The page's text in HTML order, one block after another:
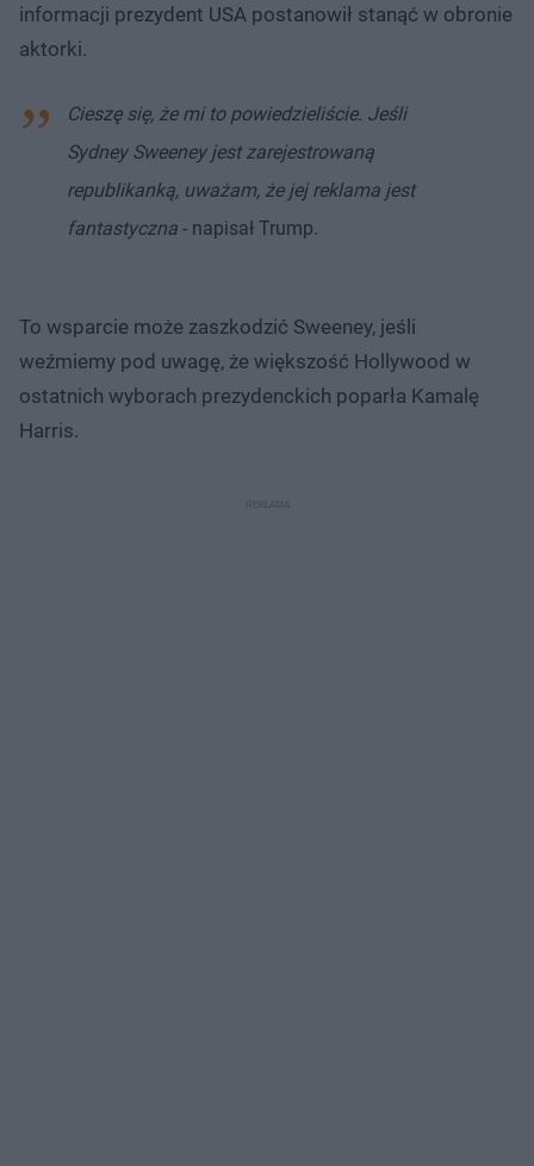
informacji prezydent USA postanowił stanąć w obronie
aktorki.
Cieszę się, że mi to powiedzieliście. Jeśli
Sydney Sweeney jest zarejestrowaną
republikanką, uważam, że jej reklama jest
fantastyczna - napisał Trump.
To wsparcie może zaszkodzić Sweeney, jeśli
weźmiemy pod uwagę, że większość Hollywood w
ostatnich wyborach prezydenckich poparła Kamalę
Harris.